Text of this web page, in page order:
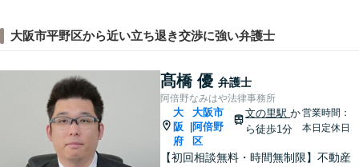
大阪市平野区から近い立ち退き交渉に強い弁護士
髙橋 優 弁護士
阿倍野なみはや法律事務所
大
阪
府
大阪市
阿倍野
区
文の里駅か
ら徒歩1分
営業時間：
本日定休日
【初回相談無料・時間無制限】不動産